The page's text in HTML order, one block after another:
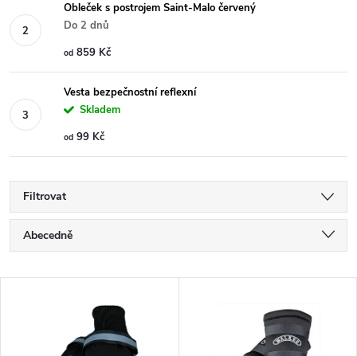
Obleček s postrojem Saint-Malo červený
Do 2 dnů
od 859 Kč
Vesta bezpečnostní reflexní
Skladem
od 99 Kč
Filtrovat
Ř
a
Abecedně
Nejprodávanější